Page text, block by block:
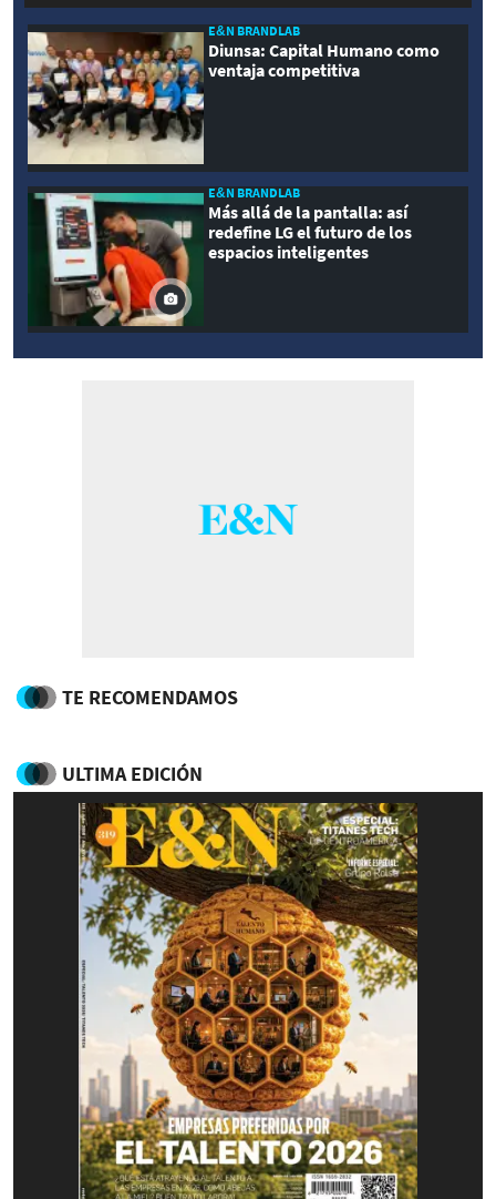
E&N BRANDLAB
Diunsa: Capital Humano como
ventaja competitiva
E&N BRANDLAB
Más allá de la pantalla: así
redefine LG el futuro de los
espacios inteligentes
TE RECOMENDAMOS
ULTIMA EDICIÓN